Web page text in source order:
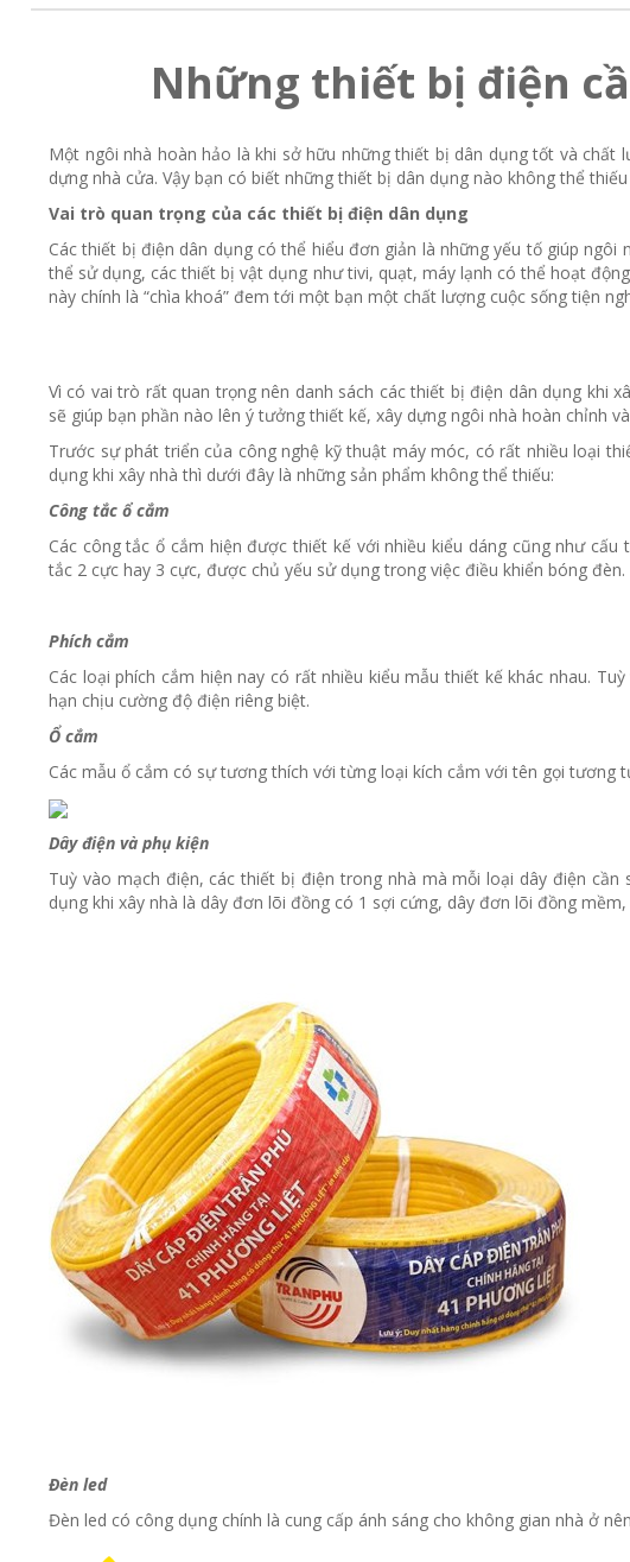
Những thiết bị điện
Một ngôi nhà hoàn hảo là khi sở hữu những thiết bị dân dụng tốt và
dựng nhà cửa. Vậy bạn có biết những thiết bị dân dụng nào không thể
Vai trò quan trọng của các thiết bị điện dân dụng
Các thiết bị điện dân dụng có thể hiểu đơn giản là những yếu tố giúp
thể sử dụng, các thiết bị vật dụng như tivi, quạt, máy lạnh có thể hoạt
này chính là “chìa khoá” đem tới một bạn một chất lượng cuộc sống tiện
Vì có vai trò rất quan trọng nên danh sách các thiết bị điện dân dụng khi
sẽ giúp bạn phần nào lên ý tưởng thiết kế, xây dựng ngôi nhà hoàn chỉnh
Trước sự phát triển của công nghệ kỹ thuật máy móc, có rất nhiều loại
dụng khi xây nhà thì dưới đây là những sản phẩm không thể thiếu:
Công tắc ổ cắm
Các công tắc ổ cắm hiện được thiết kế với nhiều kiểu dáng cũng như
tắc 2 cực hay 3 cực, được chủ yếu sử dụng trong việc điều khiển bóng đèn.
Phích cắm
Các loại phích cắm hiện nay có rất nhiều kiểu mẫu thiết kế khác nhau.
hạn chịu cường độ điện riêng biệt.
Ổ cắm
Các mẫu ổ cắm có sự tương thích với từng loại kích cắm với tên gọi tương
Dây điện và phụ kiện
Tuỳ vào mạch điện, các thiết bị điện trong nhà mà mỗi loại dây điện
dụng khi xây nhà là dây đơn lõi đồng có 1 sợi cứng, dây đơn lõi đồng
Đèn led
Đèn led có công dụng chính là cung cấp ánh sáng cho không gian nhà ở